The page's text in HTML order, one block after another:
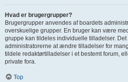
Hvad er brugergrupper?
Brugergrupper anvendes af boardets
overskuelige grupper. En bruger kan være
gruppe kan tildeles individuelle tilladelser. Det
administratorerne at ændre tilladelser for
tildele redaktørtilladelser i et bestemt forum,
private fora.
Top